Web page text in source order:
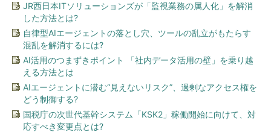
JR西日本ITソリューションズが「監視業務の属人化」を解消
した方法とは?
自律型AIエージェントの落とし穴、ツールの乱立がもたらす
混乱を解消するには?
AI活用のつまずきポイント 「社内データ活用の壁」を乗り越
える方法とは
AIエージェントに潜む“見えないリスク”、過剰なアクセス権を
どう制御する?
国税庁の次世代基幹システム「KSK2」稼働開始に向けて、対
応すべき変更点とは?